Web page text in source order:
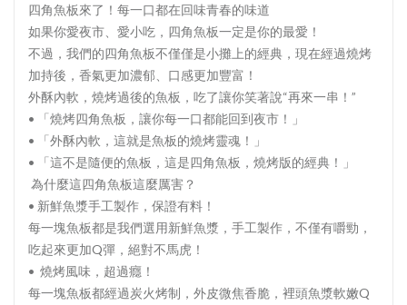
四角魚板來了！每一口都在回味青春的味道
如果你愛夜市、愛小吃，四角魚板一定是你的最愛！
不過，我們的四角魚板不僅僅是小攤上的經典，現在經過燒烤
加持後，香氣更加濃郁、口感更加豐富！
外酥內軟，燒烤過後的魚板，吃了讓你笑著說“再來一串！”
• 「燒烤四角魚板，讓你每一口都能回到夜市！」
• 「外酥內軟，這就是魚板的燒烤靈魂！」
• 「這不是隨便的魚板，這是四角魚板，燒烤版的經典！」
為什麼這四角魚板這麼厲害？
• 新鮮魚漿手工製作，保證有料！
每一塊魚板都是我們選用新鮮魚漿，手工製作，不僅有嚼勁，
吃起來更加Q彈，絕對不馬虎！
• 燒烤風味，超過癮！
每一塊魚板都經過炭火烤制，外皮微焦香脆，裡頭魚漿軟嫩Q